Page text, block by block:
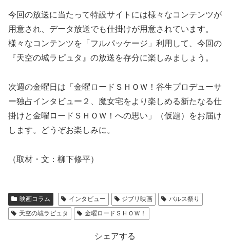
今回の放送に当たって特設サイトには様々なコンテンツが
用意され、データ放送でも仕掛けが用意されています。
様々なコンテンツを「フルパッケージ」利用して、今回の
『天空の城ラピュタ』の放送を存分に楽しみましょう。
次週の金曜日は「金曜ロードＳＨＯＷ！谷生プロデューサ
ー独占インタビュー２、魔女宅をより楽しめる新たなる仕
掛けと金曜ロードＳＨＯＷ！への思い」（仮題）をお届け
します。どうぞお楽しみに。
（取材・文：柳下修平）
映画コラム インタビュー ジブリ映画
バルス祭り
天空の城ラピュタ
金曜ロードＳＨＯＷ！
シェアする